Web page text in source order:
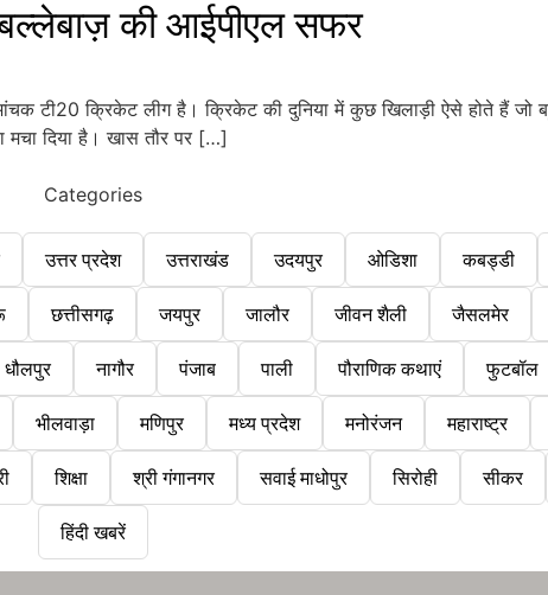
की आईपीएल सफर
टी20 क्रिकेट लीग है। क्रिकेट की दुनिया में कुछ खिलाड़ी ऐसे होते हैं
दिया है। खास तौर पर […]
Categories
उत्तर प्रदेश उत्तराखंड उदयपुर ओडिशा कबड्डी
छत्तीसगढ़ जयपुर जालौर जीवन शैली जैसलमेर
धौलपुर नागौर पंजाब पाली पौराणिक कथाएं फुटबॉल
भीलवाड़ा मणिपुर मध्य प्रदेश मनोरंजन महाराष्ट्र
शिक्षा श्री गंगानगर सवाई माधोपुर सिरोही सीकर
हिंदी खबरें